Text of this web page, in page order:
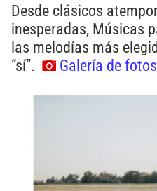
Desde clásicos
inesperadas, Músicas
las melodías más
“sí”.
Galería de fotos